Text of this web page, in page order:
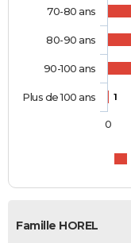
1
70-80 ans
80-90 ans
90-100 ans
Plus de 100 ans
0
Famille HOREL